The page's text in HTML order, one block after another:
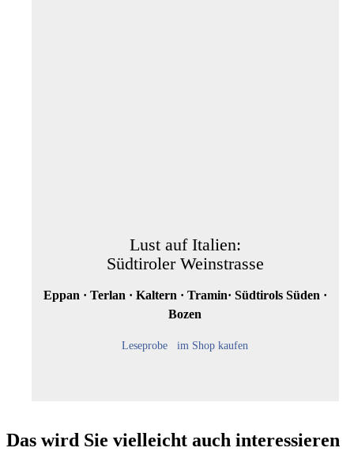
Lust auf Italien:
Südtiroler Weinstrasse
Eppan · Terlan · Kaltern · Tramin· Südtirols Süden ·
Bozen
Leseprobe im Shop kaufen
Das wird Sie vielleicht auch interessieren